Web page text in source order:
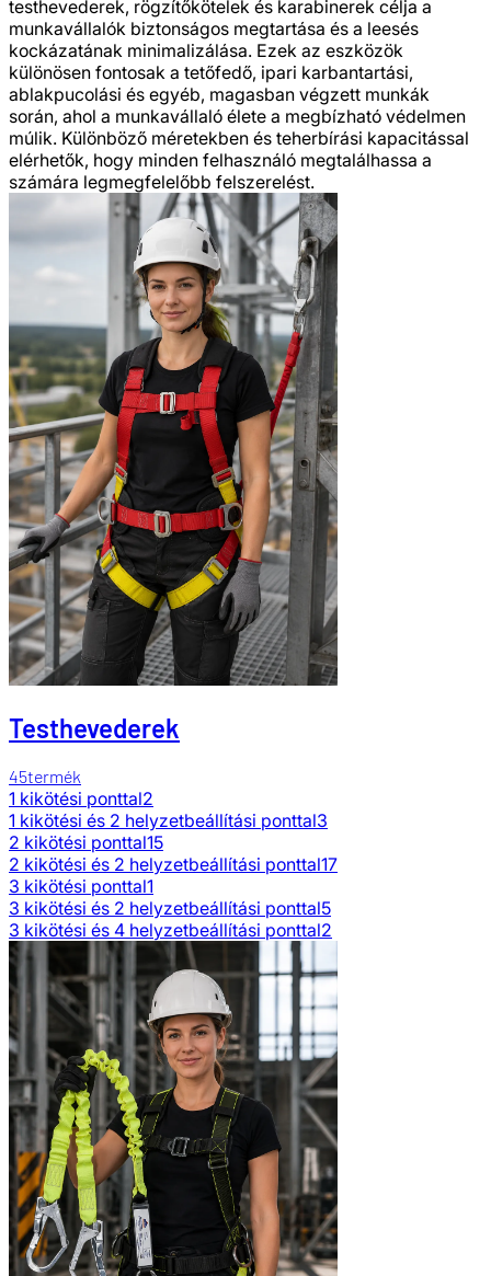
testhevederek, rögzítőkötelek és karabinerek célja a
munkavállalók biztonságos megtartása és a leesés
kockázatának minimalizálása. Ezek az eszközök
különösen fontosak a tetőfedő, ipari karbantartási,
ablakpucolási és egyéb, magasban végzett munkák
során, ahol a munkavállaló élete a megbízható védelmen
múlik. Különböző méretekben és teherbírási kapacitással
elérhetők, hogy minden felhasználó megtalálhassa a
számára legmegfelelőbb felszerelést.
Testhevederek
45termék
1 kikötési ponttal2
1 kikötési és 2 helyzetbeállítási ponttal3
2 kikötési ponttal15
2 kikötési és 2 helyzetbeállítási ponttal17
3 kikötési ponttal1
3 kikötési és 2 helyzetbeállítási ponttal5
3 kikötési és 4 helyzetbeállítási ponttal2